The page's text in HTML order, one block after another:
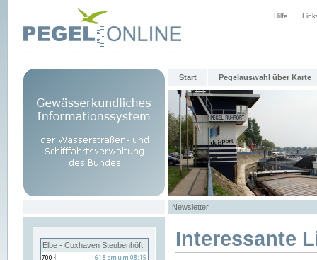
Hilfe
Start Pegelauswahl über Karte
Newsletter
Elbe - Cuxhaven Steubenhöft Interessante